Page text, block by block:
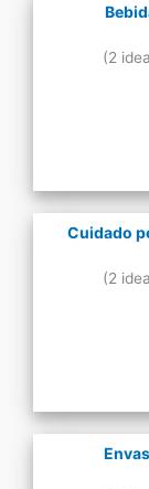
(2
Cuidado
(2